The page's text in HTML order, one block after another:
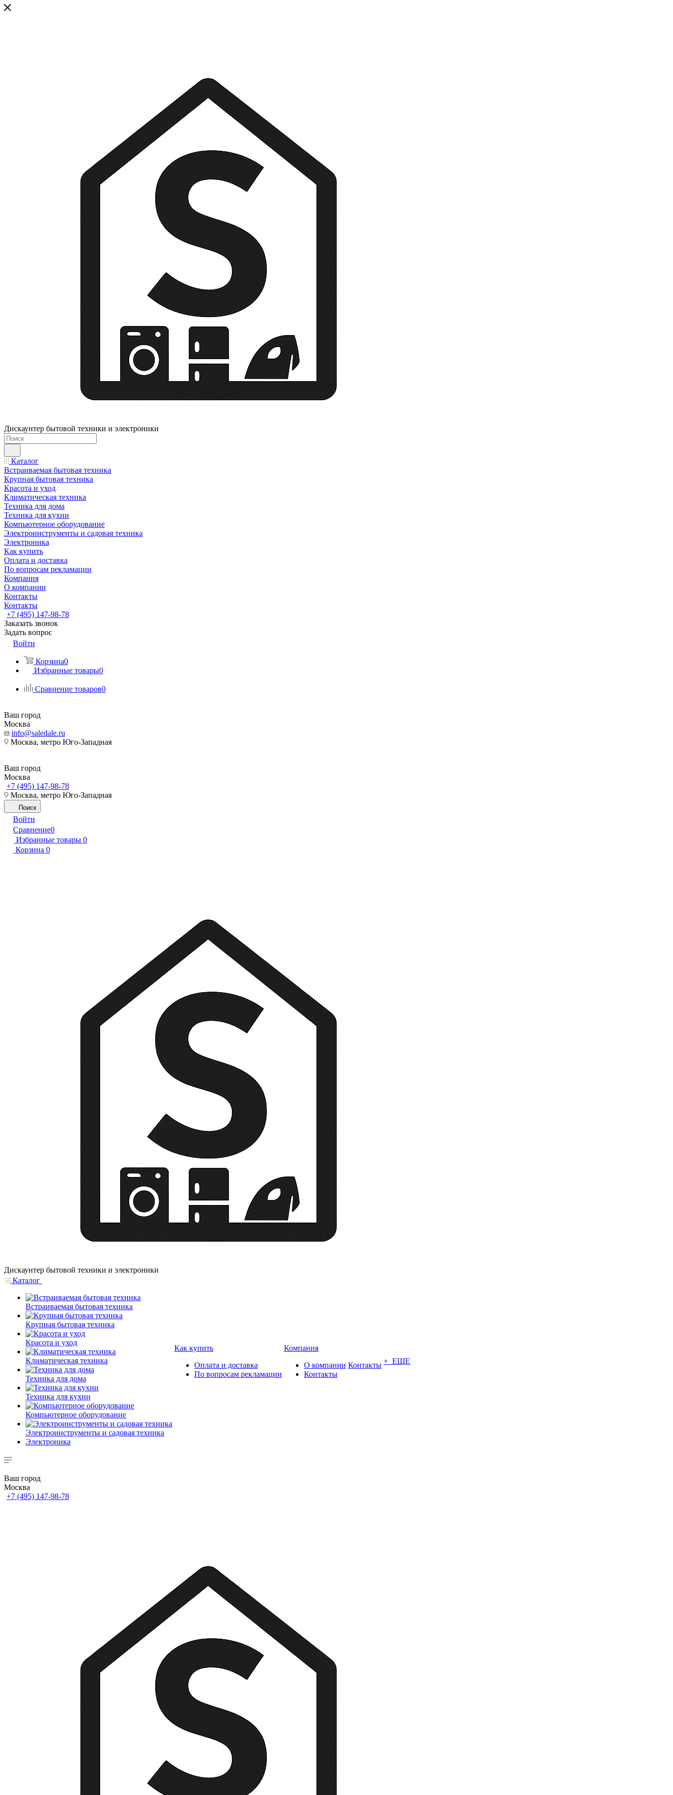
Дискаунтер бытовой техники и электроники
Каталог
Встраиваемая бытовая техника
Крупная бытовая техника
Красота и уход
Климатическая техника
Техника для дома
Техника для кухни
Компьютерное оборудование
Электроинструменты и садовая техника
Электроника
Как купить
Оплата и доставка
По вопросам рекламации
Компания
О компании
Контакты
Контакты
+7 (495) 147-98-78
Заказать звонок
Задать вопрос
Войти
Корзина0
Избранные товары0
Сравнение товаров0
Ваш город
Москва
info@saledale.ru
Москва, метро Юго-Западная
Ваш город
Москва
+7 (495) 147-98-78
Москва, метро Юго-Западная
Поиск
Войти
Сравнение0
Избранные товары 0
Корзина 0
Дискаунтер бытовой техники и электроники
Каталог
Встраиваемая бытовая техника
Крупная бытовая техника
Красота и уход
Климатическая техника
Техника для дома
Техника для кухни
Компьютерное оборудование
Электроинструменты и садовая техника
Электроника
Как купить
Оплата и доставка
По вопросам рекламации
Компания
О компании
Контакты
Контакты + ЕЩЕ
Ваш город
Москва
+7 (495) 147-98-78